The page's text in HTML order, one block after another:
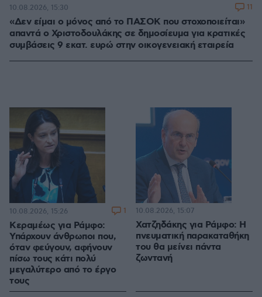
«Δεν είμαι ο μόνος από το ΠΑΣΟΚ που στοχοποιείται»
απαντά ο Χριστοδουλάκης σε δημοσίευμα για κρατικές
συμβάσεις 9 εκατ. ευρώ στην οικογενειακή εταιρεία
10.08.2026, 15:30 11
Κεραμέως για Ράμφο:
Υπάρχουν άνθρωποι που,
όταν φεύγουν, αφήνουν
πίσω τους κάτι πολύ
μεγαλύτερο από το έργο
τους
10.08.2026, 15:26 1
Χατζηδάκης για Ράμφο: Η
πνευματική παρακαταθήκη
του θα μείνει πάντα
ζωντανή
10.08.2026, 15:07